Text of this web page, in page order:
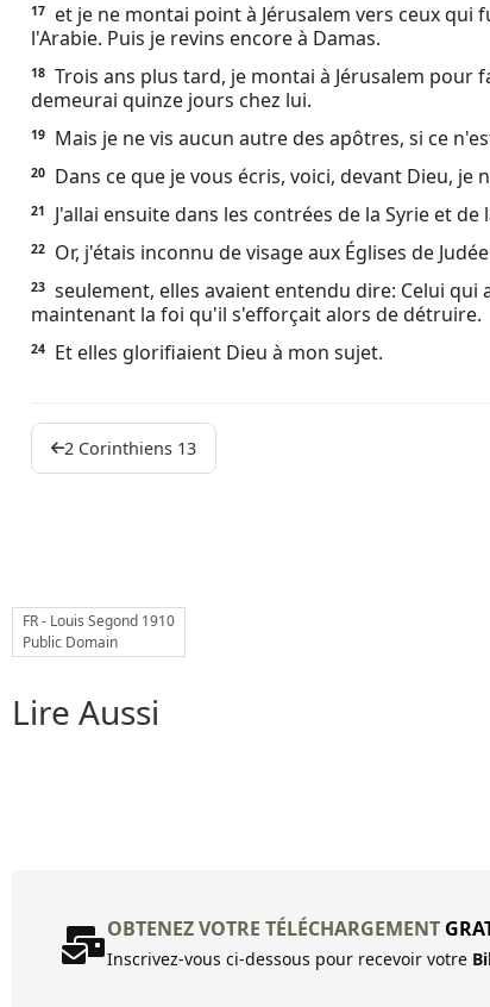
17
et je ne montai point à Jérusalem vers ceux
l'Arabie. Puis je revins encore à Damas.
18 Trois ans plus tard, je montai à Jérusalem pour
demeurai quinze jours chez lui.
19 Mais je ne vis aucun autre des apôtres, si ce
20 Dans ce que je vous écris, voici, devant Dieu, je
21 J'allai ensuite dans les contrées de la Syrie et de
22 Or, j'étais inconnu de visage aux Églises de
23 seulement, elles avaient entendu dire: Celui
maintenant la foi qu'il s'efforçait alors de détruire.
24 Et elles glorifiaient Dieu à mon sujet.
2 Corinthiens 13
FR - Louis Segond 1910
Public Domain
Lire Aussi
OBTENEZ VOTRE TÉLÉCHARGEMENT
Inscrivez-vous ci-dessous pour recevoir votre